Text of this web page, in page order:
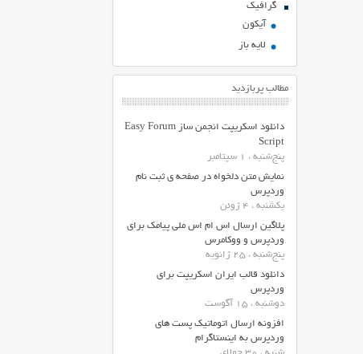
گرافیک
آیکون
لایه باز
مطالب پربازدید
دانلود اسکریپت انجمن ساز Easy Forum
Script
پنج‌شنبه ، 1 سپتامبر
نمایش متن دلخواه در صفحه ی ثبت نام
وردپرس
یکشنبه ، 4 ژوئن
پلاگین ارسال اس ام اس ملی پیامک برای
وردپرس و ووکامرس
پنج‌شنبه ، 25 ژانویه
دانلود قالب ایران اسکریپت برای
وردپرس
دوشنبه ، 15 آگوست
افزونه ارسال اتوماتیک پست های
وردپرس به اینستاگرام